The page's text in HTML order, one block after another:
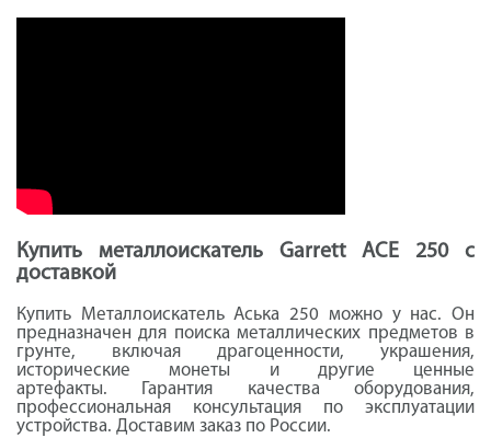
Купить металлоискатель Garrett ACE 250 с
доставкой
Купить Металлоискатель Аська 250 можно у нас. Он
предназначен для поиска металлических предметов в
грунте, включая драгоценности, украшения,
исторические монеты и другие ценные
артефакты. Гарантия качества оборудования,
профессиональная консультация по эксплуатации
устройства. Доставим заказ по России.